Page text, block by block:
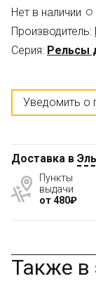
Нет в наличии
Производитель:
Серия: Рельсы
Уведомить о
Доставка в
Пункты
выдачи
от 480₽
Также в